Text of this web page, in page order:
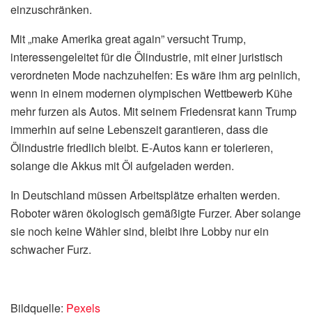
einzuschränken.
Mit „make Amerika great again” versucht Trump,
interessengeleitet für die Ölindustrie, mit einer juristisch
verordneten Mode nachzuhelfen: Es wäre ihm arg peinlich,
wenn in einem modernen olympischen Wettbewerb Kühe
mehr furzen als Autos. Mit seinem Friedensrat kann Trump
immerhin auf seine Lebenszeit garantieren, dass die
Ölindustrie friedlich bleibt. E-Autos kann er tolerieren,
solange die Akkus mit Öl aufgeladen werden.
In Deutschland müssen Arbeitsplätze erhalten werden.
Roboter wären ökologisch gemäßigte Furzer. Aber solange
sie noch keine Wähler sind, bleibt ihre Lobby nur ein
schwacher Furz.
Bildquelle: Pexels